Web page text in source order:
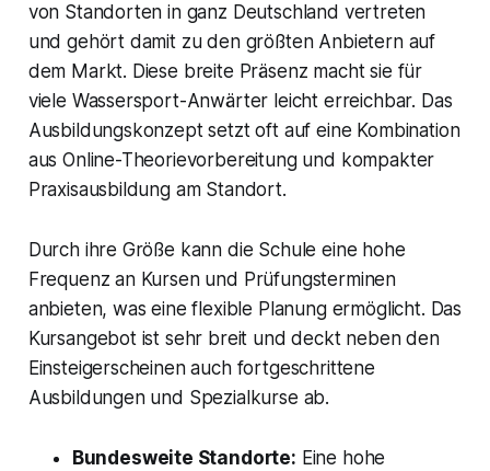
von Standorten in ganz Deutschland vertreten
und gehört damit zu den größten Anbietern auf
dem Markt. Diese breite Präsenz macht sie für
viele Wassersport-Anwärter leicht erreichbar. Das
Ausbildungskonzept setzt oft auf eine Kombination
aus Online-Theorievorbereitung und kompakter
Praxisausbildung am Standort.
Durch ihre Größe kann die Schule eine hohe
Frequenz an Kursen und Prüfungsterminen
anbieten, was eine flexible Planung ermöglicht. Das
Kursangebot ist sehr breit und deckt neben den
Einsteigerscheinen auch fortgeschrittene
Ausbildungen und Spezialkurse ab.
Bundesweite Standorte: Eine hohe